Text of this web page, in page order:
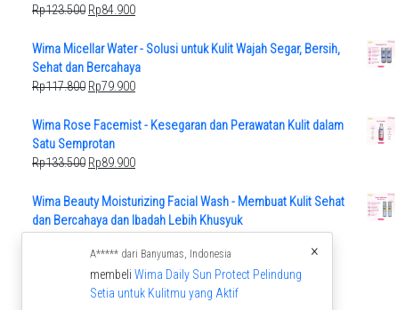
Rp123.500 Original
was:
Rp123.500.
Rp84.900Current
is:
Rp84.900.
Wima Micellar Water - Solusi untuk Kulit Wajah Segar, Bersih,
Sehat dan Bercahaya
Rp117.800 Original
was:
Rp117.800.
Rp79.900Current
is:
Wima Rose Facemist - Kesegaran dan Perawatan Kulit dalam
Satu Semprotan
Rp133.500 Original
was:
Rp133.500.
Rp89.900Current
is:
Rp89.900.
Wima Beauty Moisturizing Facial Wash - Membuat Kulit Sehat
dan Bercahaya dan Ibadah Lebih Khusyuk
price
was:
Rp112.000.
price
is:
Rp75.900.
×
A***** dari Banyumas, Indonesia
membeli Wima Daily Sun Protect Pelindung
Setia untuk Kulitmu yang Aktif